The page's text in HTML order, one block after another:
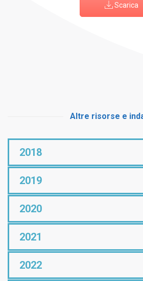
Scarica
Altre risorse e
2018
2019
2020
2021
2022